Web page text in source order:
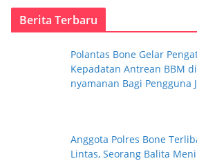
t
Berita Terbaru
Polantas Bone Gelar
Kepadatan Antrean BBM
nyamanan Bagi Pengguna
Anggota Polres Bone
Lintas, Seorang Balita